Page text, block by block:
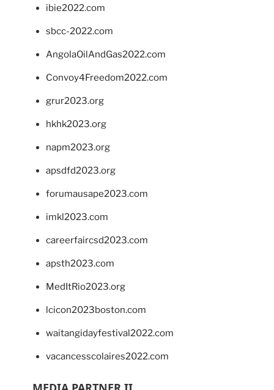
ibie2022.com
sbcc-2022.com
AngolaOilAndGas2022.com
Convoy4Freedom2022.com
grur2023.org
hkhk2023.org
napm2023.org
apsdfd2023.org
forumausape2023.com
imkl2023.com
careerfaircsd2023.com
apsth2023.com
MedItRio2023.org
lcicon2023boston.com
waitangidayfestival2022.com
vacancesscolaires2022.com